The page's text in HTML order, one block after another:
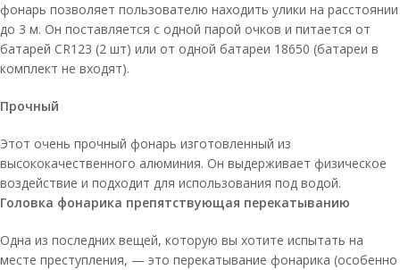
фонарь позволяет пользователю находить улики на расстоянии
до 3 м. Он поставляется с одной парой очков и питается от
батарей CR123 (2 шт) или от одной батареи 18650 (батареи в
комплект не входят).
Прочный
Этот очень прочный фонарь изготовленный из
высококачественного алюминия. Он выдерживает физическое
воздействие и подходит для использования под водой.
Головка фонарика препятствующая перекатыванию
Одна из последних вещей, которую вы хотите испытать на
месте преступления, — это перекатывание фонарика (особенно